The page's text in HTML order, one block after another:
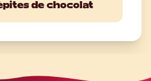
de chocolat